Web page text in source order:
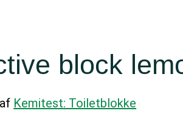
block
Kemitest: Toiletblokke